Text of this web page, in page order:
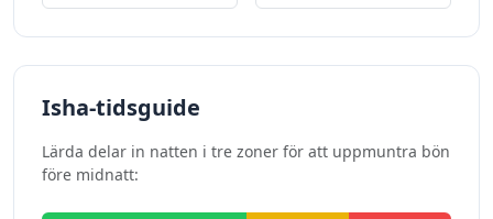
Isha-tidsguide
Lärda delar in natten i tre zoner för att uppmuntra bön
före midnatt: